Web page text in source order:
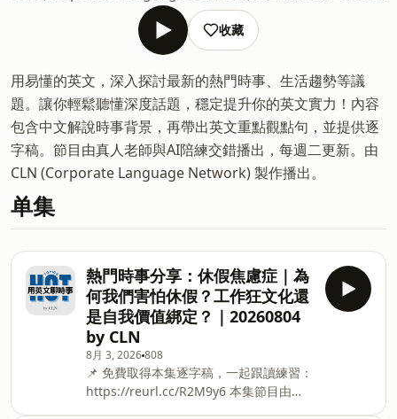
收藏
用易懂的英文，深入探討最新的熱門時事、生活趨勢等議
題。讓你輕鬆聽懂深度話題，穩定提升你的英文實力！內容
包含中文解說時事背景，再帶出英文重點觀點句，並提供逐
字稿。節目由真人老師與AI陪練交錯播出，每週二更新。由
CLN (Corporate Language Network) 製作播出。
单集
熱門時事分享：休假焦慮症｜為
何我們害怕休假？工作狂文化還
是自我價值綁定？｜20260804
by CLN
8月 3, 2026808
📌 免費取得本集逐字稿，一起跟讀練習：
https://reurl.cc/R2M9y6 本集節目由